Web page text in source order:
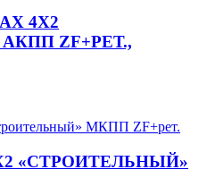
4Х2
ZF+РЕТ.,
«СТРОИТЕЛЬНЫЙ»